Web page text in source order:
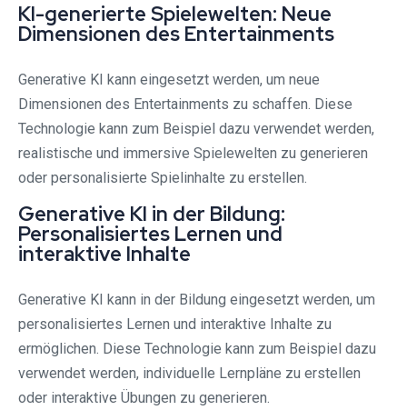
KI-generierte Spielewelten: Neue
Dimensionen des Entertainments
Generative KI kann eingesetzt werden, um neue
Dimensionen des Entertainments zu schaffen. Diese
Technologie kann zum Beispiel dazu verwendet werden,
realistische und immersive Spielewelten zu generieren
oder personalisierte Spielinhalte zu erstellen.
Generative KI in der Bildung:
Personalisiertes Lernen und
interaktive Inhalte
Generative KI kann in der Bildung eingesetzt werden, um
personalisiertes Lernen und interaktive Inhalte zu
ermöglichen. Diese Technologie kann zum Beispiel dazu
verwendet werden, individuelle Lernpläne zu erstellen
oder interaktive Übungen zu generieren.